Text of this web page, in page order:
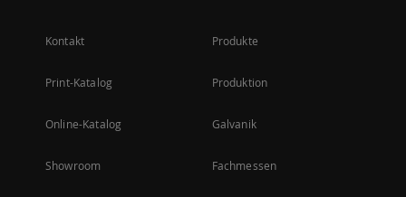
Kontakt
Print-Katalog
Online-Katalog
Showroom
Produkte
Produktion
Galvanik
Fachmessen